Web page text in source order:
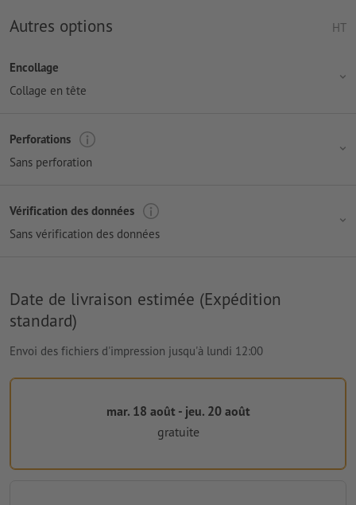
Autres options HT
Encollage
Collage en tête
Perforations
Sans perforation
Vérification des données
Sans vérification des données
Date de livraison estimée (Expédition
standard)
Envoi des fichiers d'impression jusqu'à lundi 12:00
mar. 18 août - jeu. 20 août
gratuite